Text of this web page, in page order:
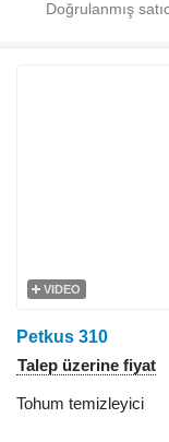
VIDEO
Petkus 310
Talep üzerine fiyat
Tohum temizleyici